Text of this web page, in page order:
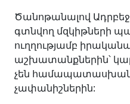
Ծանոթանալով
գտնվող մզկիթների
ուղղությամբ
աշխատանքներին՝
չեն
չափանիշներին: